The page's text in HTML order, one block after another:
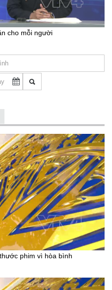
cho mỗi người
phim vì hòa bình